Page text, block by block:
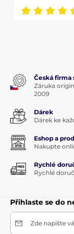
Česká firma
Záruka
2009
Dárek
Dárek ke
Eshop a
Nakupte
Rychlé
Rychlé
Přihlaste se do
Zde napište